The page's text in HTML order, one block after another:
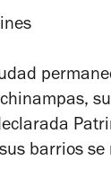
barrios